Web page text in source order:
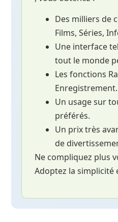
Des milliers de
Films, Séries,
Une interface
tout le monde
Les fonctions
Enregistrement.
Un usage sur
préférés.
Un prix très
de
Ne compliquez plus
Adoptez la simplicité